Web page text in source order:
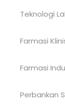
Teknologi
Farmasi
Farmasi
Perbankan